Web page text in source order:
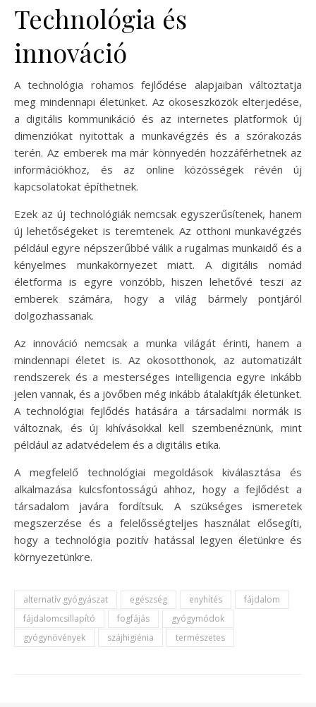
Technológia és
innováció
A technológia rohamos fejlődése alapjaiban változtatja
meg mindennapi életünket. Az okoseszközök elterjedése,
a digitális kommunikáció és az internetes platformok új
dimenziókat nyitottak a munkavégzés és a szórakozás
terén. Az emberek ma már könnyedén hozzáférhetnek az
információkhoz, és az online közösségek révén új
kapcsolatokat építhetnek.
Ezek az új technológiák nemcsak egyszerűsítenek, hanem
új lehetőségeket is teremtenek. Az otthoni munkavégzés
például egyre népszerűbbé válik a rugalmas munkaidő és a
kényelmes munkakörnyezet miatt. A digitális nomád
életforma is egyre vonzóbb, hiszen lehetővé teszi az
emberek számára, hogy a világ bármely pontjáról
dolgozhassanak.
Az innováció nemcsak a munka világát érinti, hanem a
mindennapi életet is. Az okosotthonok, az automatizált
rendszerek és a mesterséges intelligencia egyre inkább
jelen vannak, és a jövőben még inkább átalakítják életünket.
A technológiai fejlődés hatására a társadalmi normák is
változnak, és új kihívásokkal kell szembenéznünk, mint
például az adatvédelem és a digitális etika.
A megfelelő technológiai megoldások kiválasztása és
alkalmazása kulcsfontosságú ahhoz, hogy a fejlődést a
társadalom javára fordítsuk. A szükséges ismeretek
megszerzése és a felelősségteljes használat elősegíti,
hogy a technológia pozitív hatással legyen életünkre és
környezetünkre.
alternatív gyógyászat egészség enyhítés
fájdalom
fájdalomcsillapító
fogfájás
gyógymódok
gyógynövények
szájhigiénia természetes